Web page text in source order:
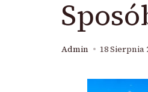
Admin 18 Sierpnia